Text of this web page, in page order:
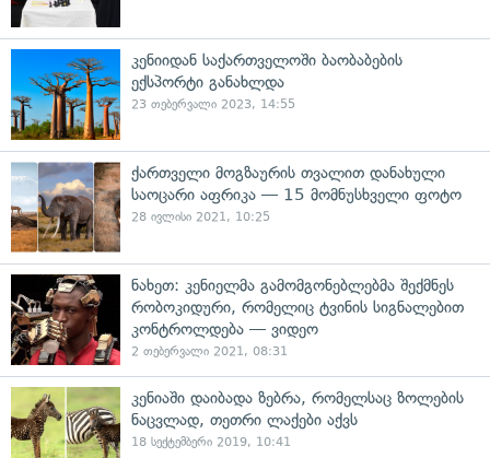
კენიიდან საქართველოში ბაობაბების
ექსპორტი განახლდა
23 თებერვალი 2023, 14:55
ქართველი მოგზაურის თვალით დანახული
საოცარი აფრიკა — 15 მომნუსხველი ფოტო
28 ივლისი 2021, 10:25
ნახეთ: კენიელმა გამომგონებლებმა შექმნეს
რობოკიდური, რომელიც ტვინის სიგნალებით
კონტროლდება — ვიდეო
2 თებერვალი 2021, 08:31
კენიაში დაიბადა ზებრა, რომელსაც ზოლების
ნაცვლად, თეთრი ლაქები აქვს
18 სექტემბერი 2019, 10:41